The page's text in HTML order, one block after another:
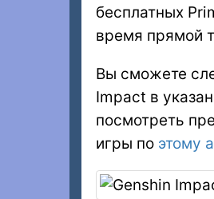
бесплатных
время прямой
Вы сможете
Impact в
посмотреть
игры по этому